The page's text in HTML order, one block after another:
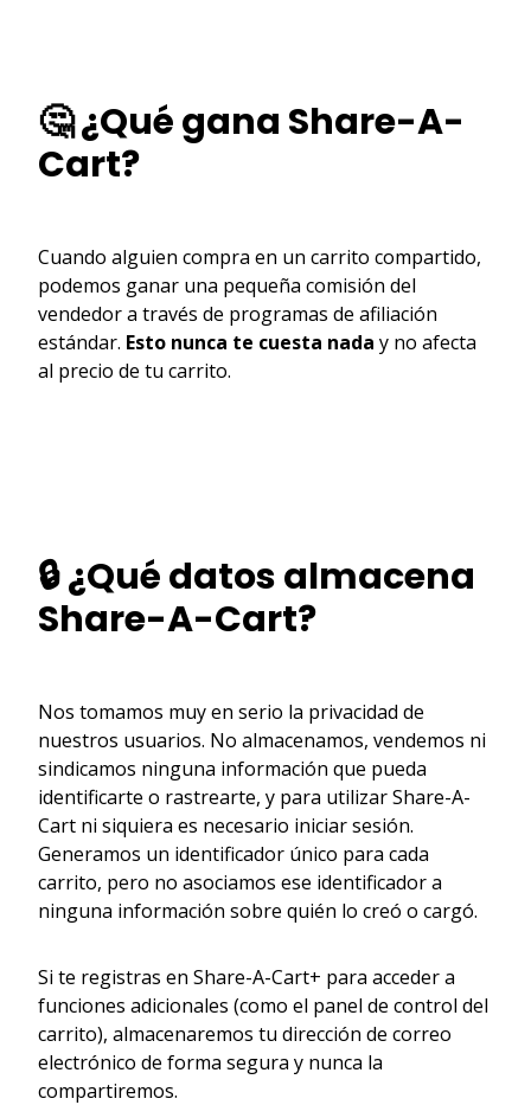
🤔 ¿Qué gana Share-A-
Cart?
Cuando alguien compra en un carrito compartido,
podemos ganar una pequeña comisión del
vendedor a través de programas de afiliación
estándar. Esto nunca te cuesta nada y no afecta
al precio de tu carrito.
🔒 ¿Qué datos almacena
Share-A-Cart?
Nos tomamos muy en serio la privacidad de
nuestros usuarios. No almacenamos, vendemos ni
sindicamos ninguna información que pueda
identificarte o rastrearte, y para utilizar Share-A-
Cart ni siquiera es necesario iniciar sesión.
Generamos un identificador único para cada
carrito, pero no asociamos ese identificador a
ninguna información sobre quién lo creó o cargó.
Si te registras en Share-A-Cart+ para acceder a
funciones adicionales (como el panel de control del
carrito), almacenaremos tu dirección de correo
electrónico de forma segura y nunca la
compartiremos.